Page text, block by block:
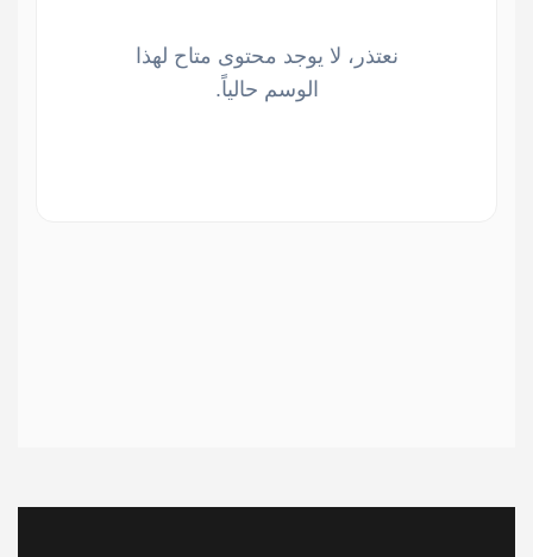
نعتذر، لا يوجد محتوى متاح لهذا
الوسم حالياً.